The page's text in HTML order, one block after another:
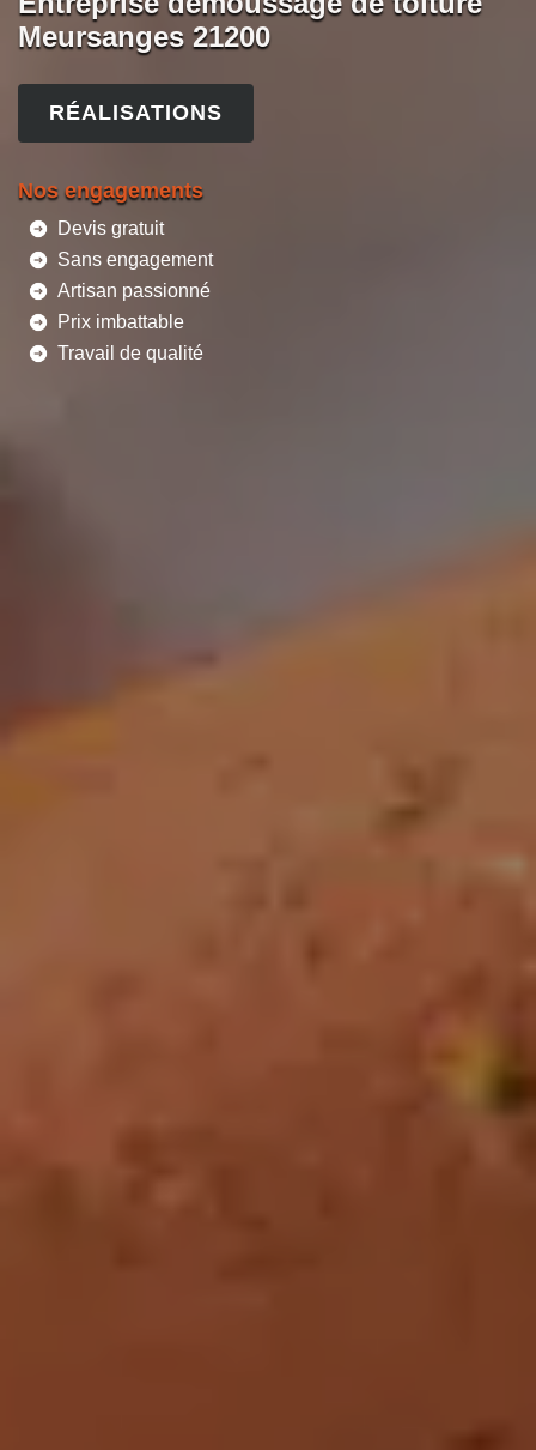
Meursanges 21200
RÉALISATIONS
Nos engagements
Devis gratuit
Sans engagement
Artisan passionné
Prix imbattable
Travail de qualité